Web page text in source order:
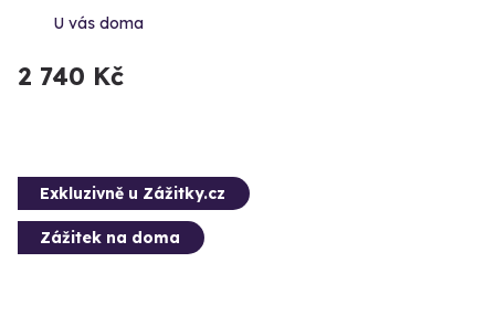
U vás doma
2 740 Kč
Exkluzivně u Zážitky.cz
Zážitek na doma